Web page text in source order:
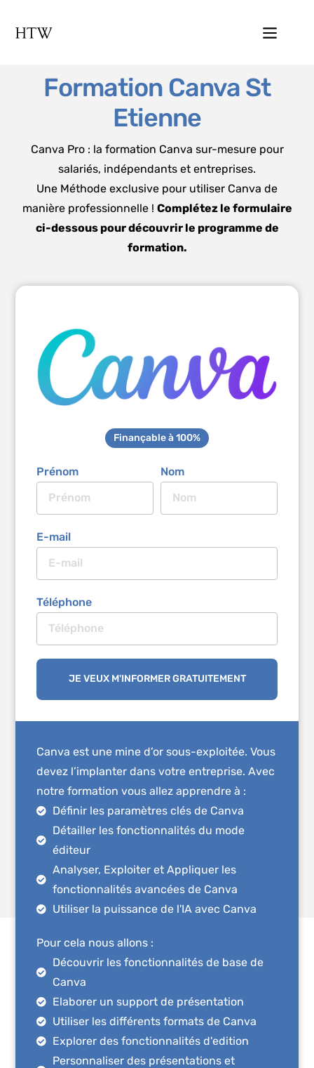
Formation Canva St
Etienne
Canva Pro : la formation Canva sur-mesure pour
salariés, indépendants et entreprises.
Une Méthode exclusive pour utiliser Canva de
manière professionnelle ! Complétez le formulaire
ci-dessous pour découvrir le programme de
formation.
Canva est une mine d’or sous-exploitée. Vous
devez l’implanter dans votre entreprise. Avec
notre formation vous allez apprendre à :
Définir les paramètres clés de Canva
Détailler les fonctionnalités du mode
éditeur
Analyser, Exploiter et Appliquer les
fonctionnalités avancées de Canva
Utiliser la puissance de l'IA avec Canva
Pour cela nous allons :
Découvrir les fonctionnalités de base de
Canva
Elaborer un support de présentation
Utiliser les différents formats de Canva
Explorer des fonctionnalités d'edition
Personnaliser des présentations et
Finançable à 100%
Prénom Nom
E-mail
Téléphone
JE VEUX M'INFORMER GRATUITEMENT